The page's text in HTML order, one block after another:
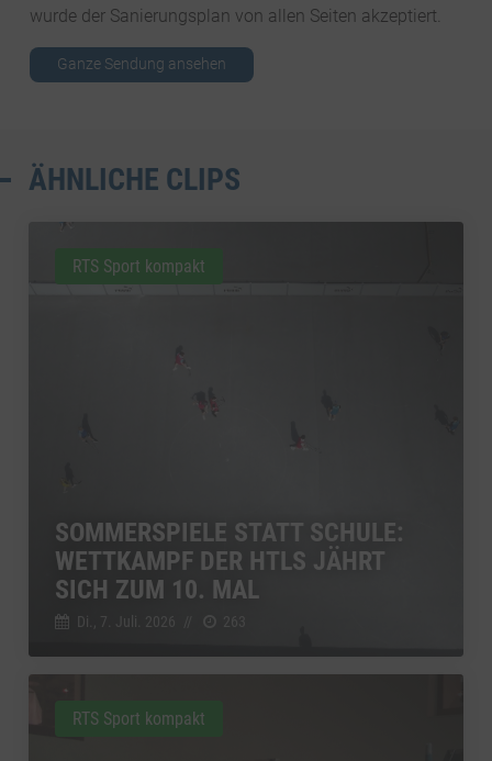
wurde der Sanierungsplan von allen Seiten akzeptiert.
Ganze Sendung ansehen
ÄHNLICHE CLIPS
SOMMERSPIELE STATT SCHULE:
WETTKAMPF DER HTLS JÄHRT
SICH ZUM 10. MAL
Di., 7. Juli. 2026
RTS Sport kompakt
RTS Sport kompakt